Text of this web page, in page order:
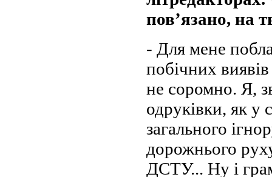
пов’язано, на
- Для мене
побічних виявів
не соромно. Я,
одруківки, як у
загального
дорожнього
ДСТУ... Ну і